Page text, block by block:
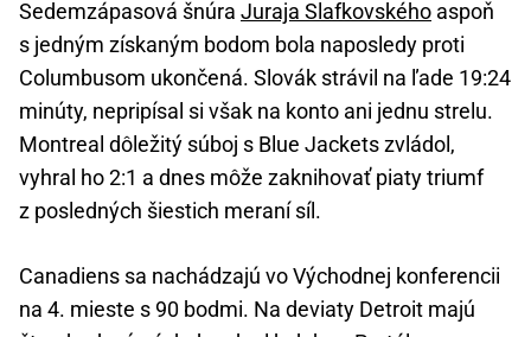
Sedemzápasová šnúra Juraja Slafkovského aspoň
s jedným získaným bodom bola naposledy proti
Columbusom ukončená. Slovák strávil na ľade 19:24
minúty, nepripísal si však na konto ani jednu strelu.
Montreal dôležitý súboj s Blue Jackets zvládol,
vyhral ho 2:1 a dnes môže zaknihovať piaty triumf
z posledných šiestich meraní síl.
Canadiens sa nachádzajú vo Východnej konferencii
na 4. mieste s 90 bodmi. Na deviaty Detroit majú